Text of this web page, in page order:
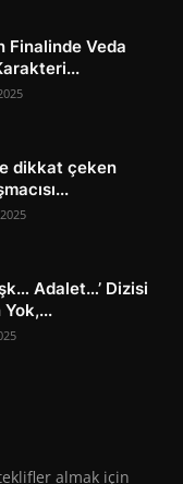
Finalinde Veda
dikkat çeken
Adalet…’ Dizisi
almak için